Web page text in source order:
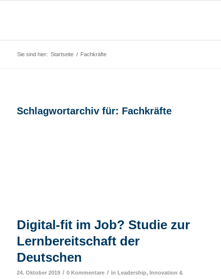
Sie sind hier: Startseite / Fachkräfte
Schlagwortarchiv für: Fachkräfte
Digital-fit im Job? Studie zur
Lernbereitschaft der
Deutschen
24. Oktober 2019 / 0 Kommentare / in Leadership, Innovation &